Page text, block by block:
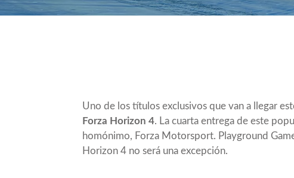
Uno de los títulos exclusivos que van a llegar
Forza Horizon 4. La cuarta entrega de este
homónimo, Forza Motorsport. Playground
Horizon 4 no será una excepción.